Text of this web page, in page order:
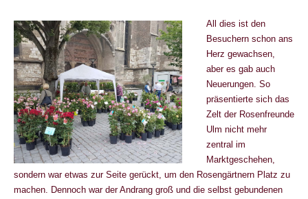
All dies ist den
Besuchern schon ans
Herz gewachsen,
aber es gab auch
Neuerungen. So
präsentierte sich das
Zelt der Rosenfreunde
Ulm nicht mehr
zentral im
Marktgeschehen,
sondern war etwas zur Seite gerückt, um den Rosengärtnern Platz zu
machen. Dennoch war der Andrang groß und die selbst gebundenen